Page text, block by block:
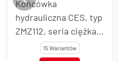
Końcówka
hydrauliczna CES, typ
ZMZ112, seria ciężka,
stal AISI 316L
15 Wariantów